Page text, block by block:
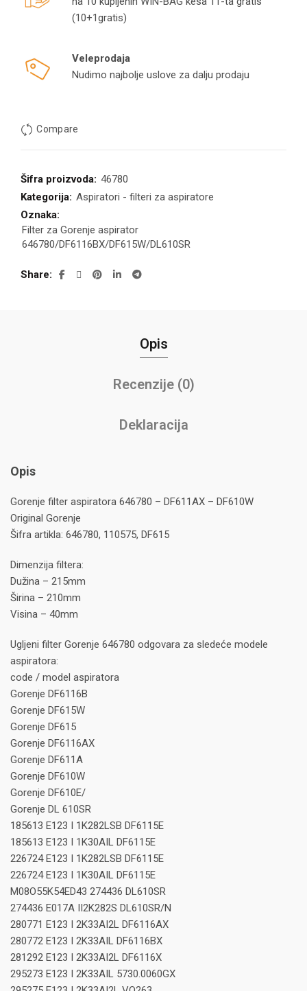
(10+1gratis)
Veleprodaja
Nudimo najbolje uslove za dalju prodaju
Compare
Šifra proizvoda: 46780
Kategorija: Aspiratori - filteri za aspiratore
Oznaka:
Filter za Gorenje aspirator
646780/DF6116BX/DF615W/DL610SR
Share
Opis
Recenzije (0)
Deklaracija
Opis
Gorenje filter aspiratora 646780 – DF611AX – DF610W
Original Gorenje
Šifra artikla: 646780, 110575, DF615
Dimenzija filtera:
Dužina – 215mm
Širina – 210mm
Visina – 40mm
Ugljeni filter Gorenje 646780 odgovara za sledeće modele
aspiratora:
code / model aspiratora
Gorenje DF6116B
Gorenje DF615W
Gorenje DF615
Gorenje DF6116AX
Gorenje DF611A
Gorenje DF610W
Gorenje DF610E/
Gorenje DL 610SR
185613 E123 I 1K282LSB DF6115E
185613 E123 I 1K30AIL DF6115E
226724 E123 I 1K282LSB DF6115E
226724 E123 I 1K30AIL DF6115E
M08O55K54ED43 274436 DL610SR
274436 E017A II2K282S DL610SR/N
280771 E123 I 2K33AI2L DF6116AX
280772 E123 I 2K33AIL DF6116BX
281292 E123 I 2K33AI2L DF6116X
295273 E123 I 2K33AIL 5730.0060GX